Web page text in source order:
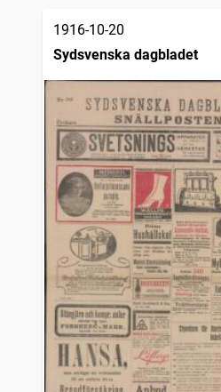
1916-10-20
Sydsvenska dagbladet